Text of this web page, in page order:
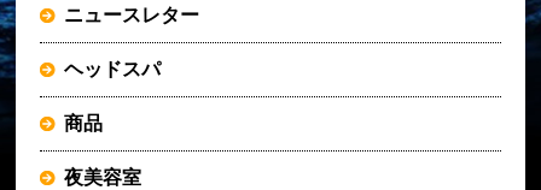
ニュースレター
ヘッドスパ
商品
夜美容室